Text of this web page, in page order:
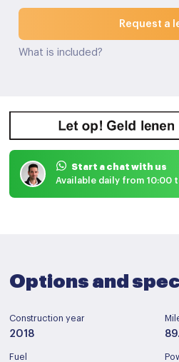
Request a
What is included?
Start a chat with us
Available daily from 10:00
Options and
Construction year
2018
Fuel